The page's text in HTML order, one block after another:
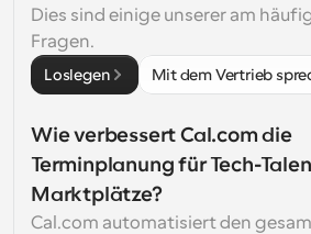
Dies sind einige unserer am
Fragen.
Loslegen Mit dem Vertrieb
Wie verbessert Cal.com die
Terminplanung für Tech-
Marktplätze?
Cal.com automatisiert den